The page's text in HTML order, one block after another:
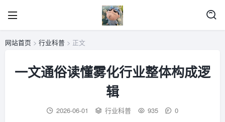
网站首页 > 行业科普 > 正文
一文通俗读懂雾化行业整体构成逻
辑
2026-06-01 行业科普 935 0